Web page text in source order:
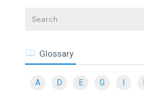
Glossary
A D E G